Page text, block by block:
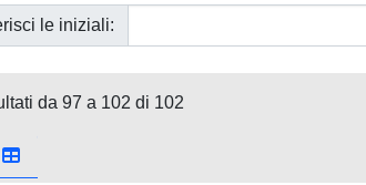
le iniziali:
da 97 a 102 di 102